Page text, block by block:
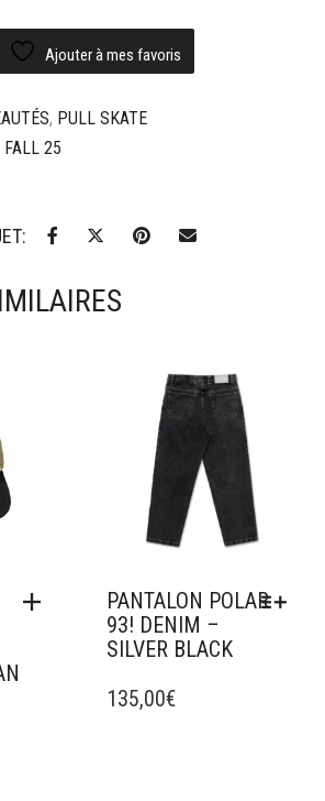
Ajouter à mes favoris
, PULL SKATE
FALL 25
Ajouter à mes favoris
PANTALON POLAR
93! DENIM –
SILVER BLACK
PRODUIT
135,00€